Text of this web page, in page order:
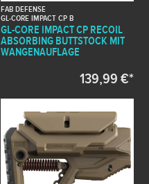
FAB DEFENSE
GL-CORE IMPACT CP B
GL-CORE IMPACT CP RECOIL
ABSORBING BUTTSTOCK MIT
WANGENAUFLAGE
139,99 €*